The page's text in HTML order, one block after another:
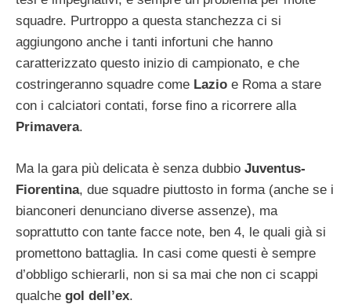
squadre. Purtroppo a questa stanchezza ci si
aggiungono anche i tanti infortuni che hanno
caratterizzato questo inizio di campionato, e che
costringeranno squadre come Lazio e Roma a stare
con i calciatori contati, forse fino a ricorrere alla
Primavera.
Ma la gara più delicata è senza dubbio Juventus-
Fiorentina, due squadre piuttosto in forma (anche se i
bianconeri denunciano diverse assenze), ma
soprattutto con tante facce note, ben 4, le quali già si
promettono battaglia. In casi come questi è sempre
d’obbligo schierarli, non si sa mai che non ci scappi
qualche gol dell’ex.